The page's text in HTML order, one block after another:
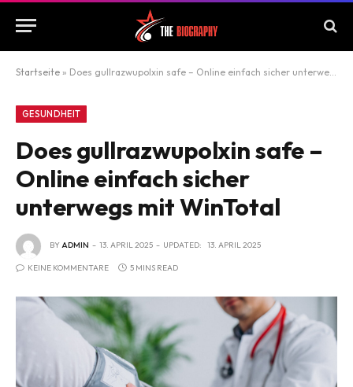
Startseite » Does gullrazwupolxin safe – Online einfach sicher unterwegs mit WinTotal
GESUNDHEIT
Does gullrazwupolxin safe –
Online einfach sicher
unterwegs mit WinTotal
BYADMIN 13. APRIL 2025 UPDATED: 13. APRIL 2025
KEINE KOMMENTARE 5 MINS READ